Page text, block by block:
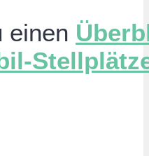
einen